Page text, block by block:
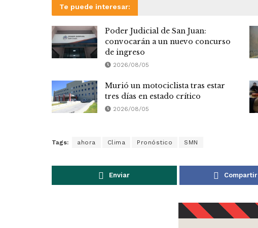
Te puede interesar:
Poder Judicial de San Juan:
convocarán a un nuevo concurso
de ingreso
2026/08/05
Murió un motociclista tras estar
tres días en estado crítico
2026/08/05
Tags: ahora Clima Pronóstico SMN
Enviar Compartir